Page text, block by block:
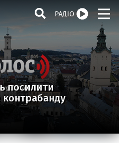
РАДІО
посилити
контрабанду